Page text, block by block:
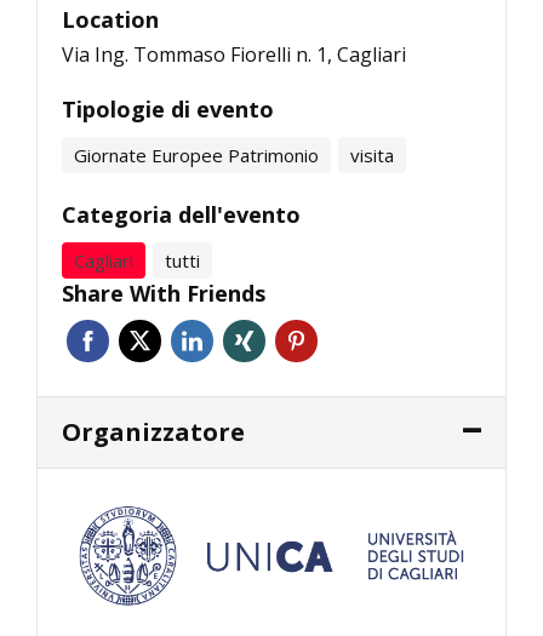
Location
Via Ing. Tommaso Fiorelli n. 1, Cagliari
Tipologie di evento
Giornate Europee Patrimonio visita
Categoria dell'evento
Cagliari tutti
Share With Friends
Organizzatore